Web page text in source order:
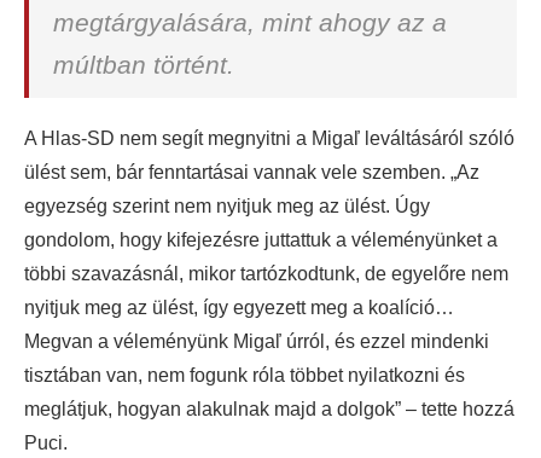
megtárgyalására, mint ahogy az a
múltban történt.
A Hlas-SD nem segít megnyitni a Migaľ leváltásáról szóló
ülést sem, bár fenntartásai vannak vele szemben. „Az
egyezség szerint nem nyitjuk meg az ülést. Úgy
gondolom, hogy kifejezésre juttattuk a véleményünket a
többi szavazásnál, mikor tartózkodtunk, de egyelőre nem
nyitjuk meg az ülést, így egyezett meg a koalíció…
Megvan a véleményünk Migaľ úrról, és ezzel mindenki
tisztában van, nem fogunk róla többet nyilatkozni és
meglátjuk, hogyan alakulnak majd a dolgok” – tette hozzá
Puci.